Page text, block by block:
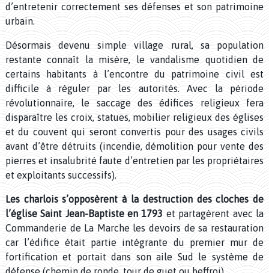
d’entretenir correctement ses défenses et son patrimoine
urbain.
Désormais devenu simple village rural, sa population
restante connaît la misère, le vandalisme quotidien de
certains habitants à l’encontre du patrimoine civil est
difficile à réguler par les autorités. Avec la période
révolutionnaire, le saccage des édifices religieux fera
disparaître les croix, statues, mobilier religieux des églises
et du couvent qui seront convertis pour des usages civils
avant d’être détruits (incendie, démolition pour vente des
pierres et insalubrité faute d’entretien par les propriétaires
et exploitants successifs).
Les charlois s’opposèrent à la destruction des cloches de
l’église Saint Jean-Baptiste en 1793 et partagèrent avec la
Commanderie de La Marche les devoirs de sa restauration
car l’édifice était partie intégrante du premier mur de
fortification et portait dans son aile Sud le système de